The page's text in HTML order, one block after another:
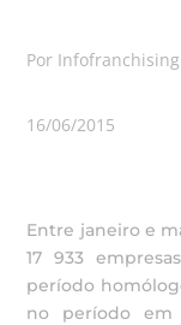
Por
16/06/2015
Entre janeiro e
17 933
período
no período em